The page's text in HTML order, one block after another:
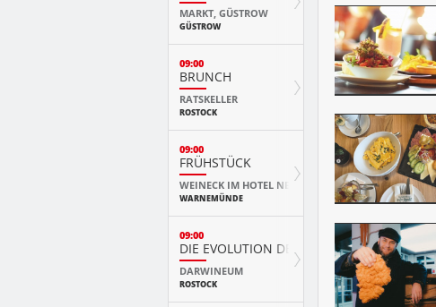
MARKT, GÜSTROW
GÜSTROW
09:00
BRUNCH
RATSKELLER
ROSTOCK
09:00
FRÜHSTÜCK
WEINECK IM HOTEL NEPTUN
WARNEMÜNDE
09:00
DIE EVOLUTION DER TIERE MIT PLAYMOBIL
DARWINEUM
ROSTOCK